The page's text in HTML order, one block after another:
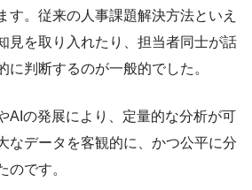
す。従来の人事課題解決方法といえ
見を取り入れたり、担当者同士が話
に判断するのが一般的でした。
AIの発展により、定量的な分析が可
なデータを客観的に、かつ公平に分
のです。